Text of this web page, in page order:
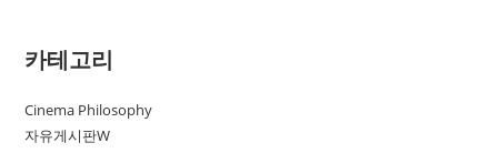
카테고리
Cinema Philosophy
자유게시판W